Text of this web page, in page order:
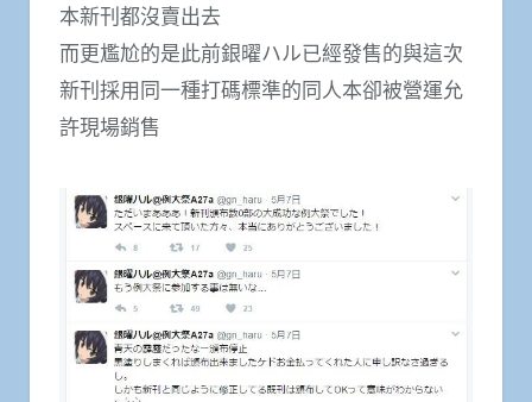
本新刊都沒賣出去
而更尷尬的是此前銀曜ハル已經發售的與這次
新刊採用同一種打碼標準的同人本卻被營運允
許現場銷售